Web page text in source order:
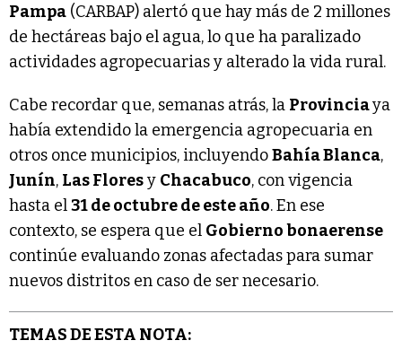
Pampa (CARBAP) alertó que hay más de 2 millones
de hectáreas bajo el agua, lo que ha paralizado
actividades agropecuarias y alterado la vida rural.
Cabe recordar que, semanas atrás, la Provinciaya
había extendido la emergencia agropecuaria en
otros once municipios, incluyendoBahía Blanca,
Junín, Las Floresy Chacabuco, con vigencia
hasta el31 de octubre de este año. En ese
contexto, se espera que el Gobierno bonaerense
continúe evaluando zonas afectadas para sumar
nuevos distritos en caso de ser necesario.
TEMAS DE ESTA NOTA: